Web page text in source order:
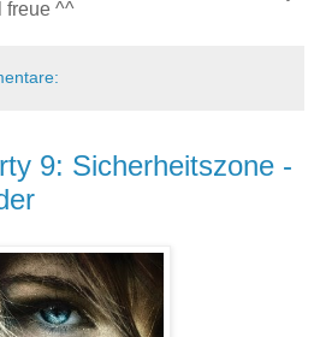
freue ^^
9: Sicherheitszone -